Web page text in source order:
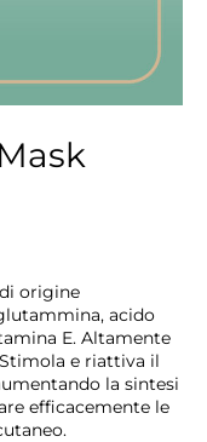
origine
acido
E. Altamente
e riattiva il
la sintesi
efficacemente le